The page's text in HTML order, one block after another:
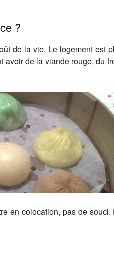
?
de la vie. Le logement est
de la viande rouge, du
en colocation, pas de souci.